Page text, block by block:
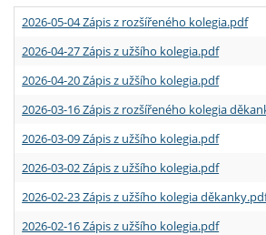
2026-05-04 Zápis z rozšířeného kolegia.pdf
2026-04-27 Zápis z užšího kolegia.pdf
2026-04-20 Zápis z užšího kolegia.pdf
2026-03-16 Zápis z rozšířeného kolegia
2026-03-09 Zápis z užšího kolegia.pdf
2026-03-02 Zápis z užšího kolegia.pdf
2026-02-23 Zápis z užšího kolegia
2026-02-16 Zápis z užšího kolegia.pdf